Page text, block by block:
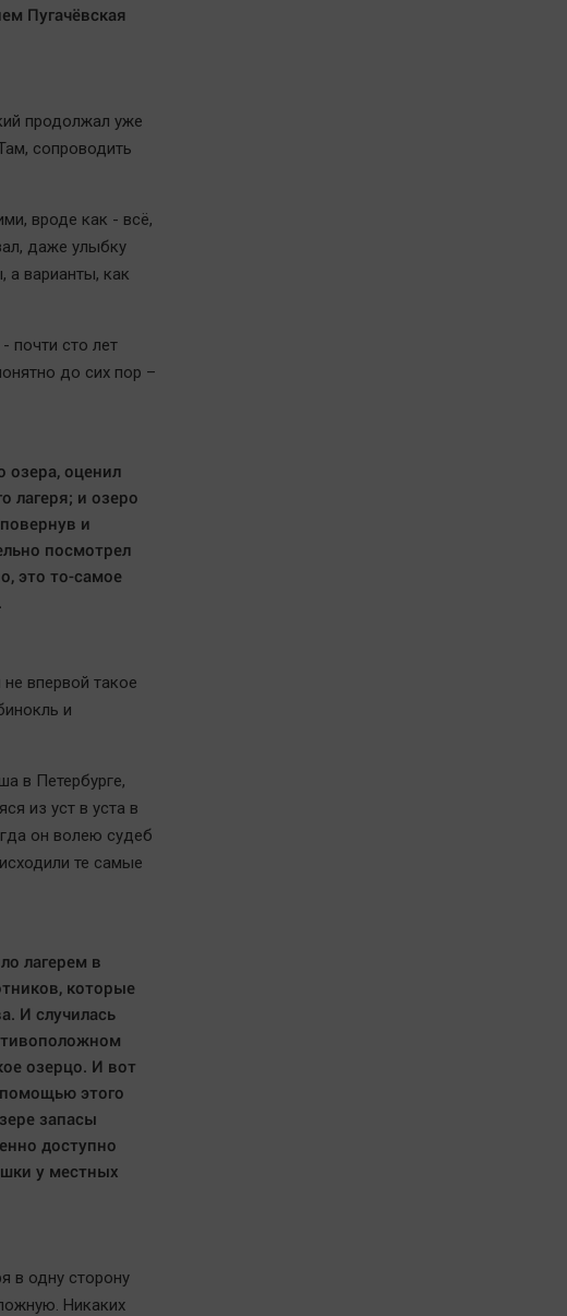
Пугачёвская
продолжал уже
сопроводить
вроде как - всё,
даже улыбку
а варианты, как
почти сто лет
до сих пор –
озера, оценил
лагеря; и озеро
и
посмотрел
это то-самое
впервой такое
и
в Петербурге,
из уст в уста в
он волею судеб
те самые
лагерем в
которые
И случилась
озерцо. И вот
этого
запасы
доступно
у местных
в одну сторону
Никаких